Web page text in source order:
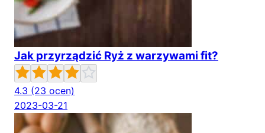
Jak przyrządzić Ryż z warzywami fit?
4.3 (23 ocen)
2023-03-21